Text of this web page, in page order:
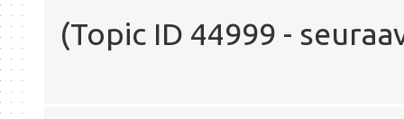
(Topic ID 44999 -